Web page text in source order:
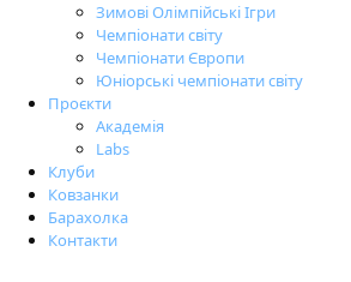
Зимові Олімпійські Ігри
Чемпіонати світу
Чемпіонати Європи
Юніорські чемпіонати світу
Проєкти
Академія
Labs
Клуби
Ковзанки
Барахолка
Контакти